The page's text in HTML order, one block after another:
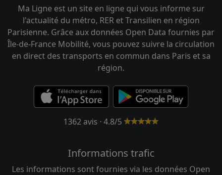
Ma Ligne est un site en ligne qui vous informe sur
l'actualité du métro, RER et Transilien en région
Parisienne. Grâce aux données Open Data fournies par
Île-de-France Mobilité, vous pouvez suivre la circulation
en direct des transports en commun dans Paris et sa
région.
1362 avis · 4.8/5
Informations trafic
Les informations sont fournies via les données Open